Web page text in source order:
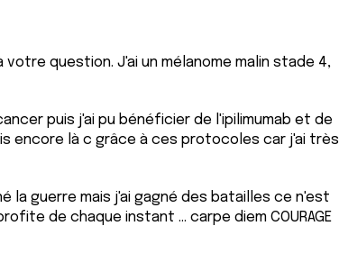
question. J'ai un mélanome malin stade 4,
puis j'ai pu bénéficier de l'ipilimumab et de
encore là c grâce à ces protocoles car j'ai très
la guerre mais j'ai gagné des batailles ce n'est
de chaque instant ... carpe diem COURAGE